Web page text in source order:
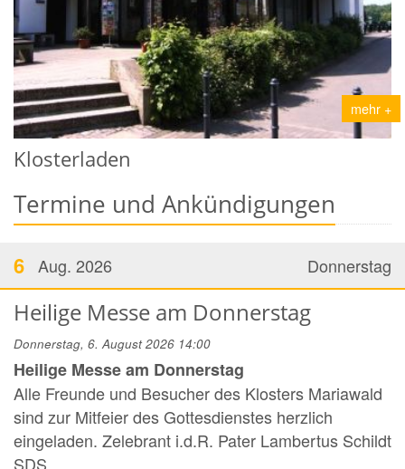
mehr +
Klosterladen
Termine und Ankündigungen
Donnerstag
6 Aug. 2026
Heilige Messe am Donnerstag
Donnerstag, 6. August 2026 14:00
Heilige Messe am Donnerstag
Alle Freunde und Besucher des Klosters Mariawald
sind zur Mitfeier des Gottesdienstes herzlich
eingeladen. Zelebrant i.d.R. Pater Lambertus Schildt
SDS